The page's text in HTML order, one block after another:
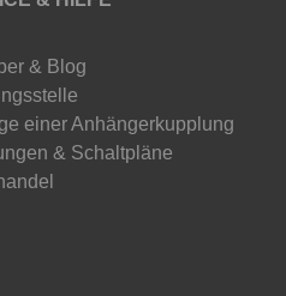
& Blog
einer Anhängerkupplung
& Schaltpläne